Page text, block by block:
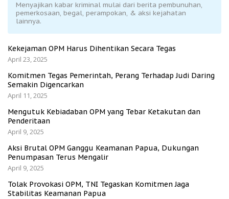
Menyajikan kabar kriminal mulai dari berita pembunuhan,
pemerkosaan, begal, perampokan, & aksi kejahatan
lainnya.
Kekejaman OPM Harus Dihentikan Secara Tegas
April 23, 2025
Komitmen Tegas Pemerintah, Perang Terhadap Judi Daring
Semakin Digencarkan
April 11, 2025
Mengutuk Kebiadaban OPM yang Tebar Ketakutan dan
Penderitaan
April 9, 2025
Aksi Brutal OPM Ganggu Keamanan Papua, Dukungan
Penumpasan Terus Mengalir
April 9, 2025
Tolak Provokasi OPM, TNI Tegaskan Komitmen Jaga
Stabilitas Keamanan Papua